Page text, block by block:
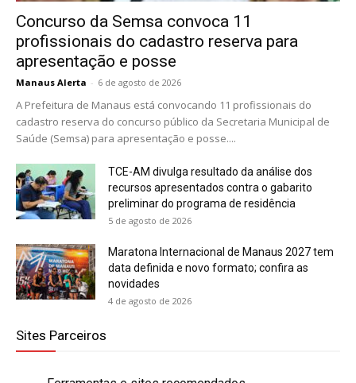
Concurso da Semsa convoca 11
profissionais do cadastro reserva para
apresentação e posse
Manaus Alerta - 6 de agosto de 2026
A Prefeitura de Manaus está convocando 11 profissionais do
cadastro reserva do concurso público da Secretaria Municipal de
Saúde (Semsa) para apresentação e posse....
TCE-AM divulga resultado da análise dos
recursos apresentados contra o gabarito
preliminar do programa de residência
5 de agosto de 2026
Maratona Internacional de Manaus 2027 tem
data definida e novo formato; confira as
novidades
4 de agosto de 2026
Sites Parceiros